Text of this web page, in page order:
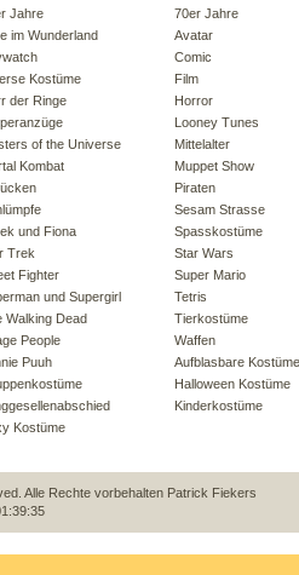
Jahre
70er Jahre
im Wunderland
Avatar
Comic
Kostüme
Film
der Ringe
Horror
Looney Tunes
of the Universe
Mittelalter
Kombat
Muppet Show
Piraten
Sesam Strasse
und Fiona
Spasskostüme
Trek
Star Wars
Fighter
Super Mario
und Supergirl
Tetris
Walking Dead
Tierkostüme
People
Waffen
Puuh
Aufblasbare Kostüme
Halloween Kostüme
Kinderkostüme
Kostüme
Alle Rechte vorbehalten Patrick Fiekers